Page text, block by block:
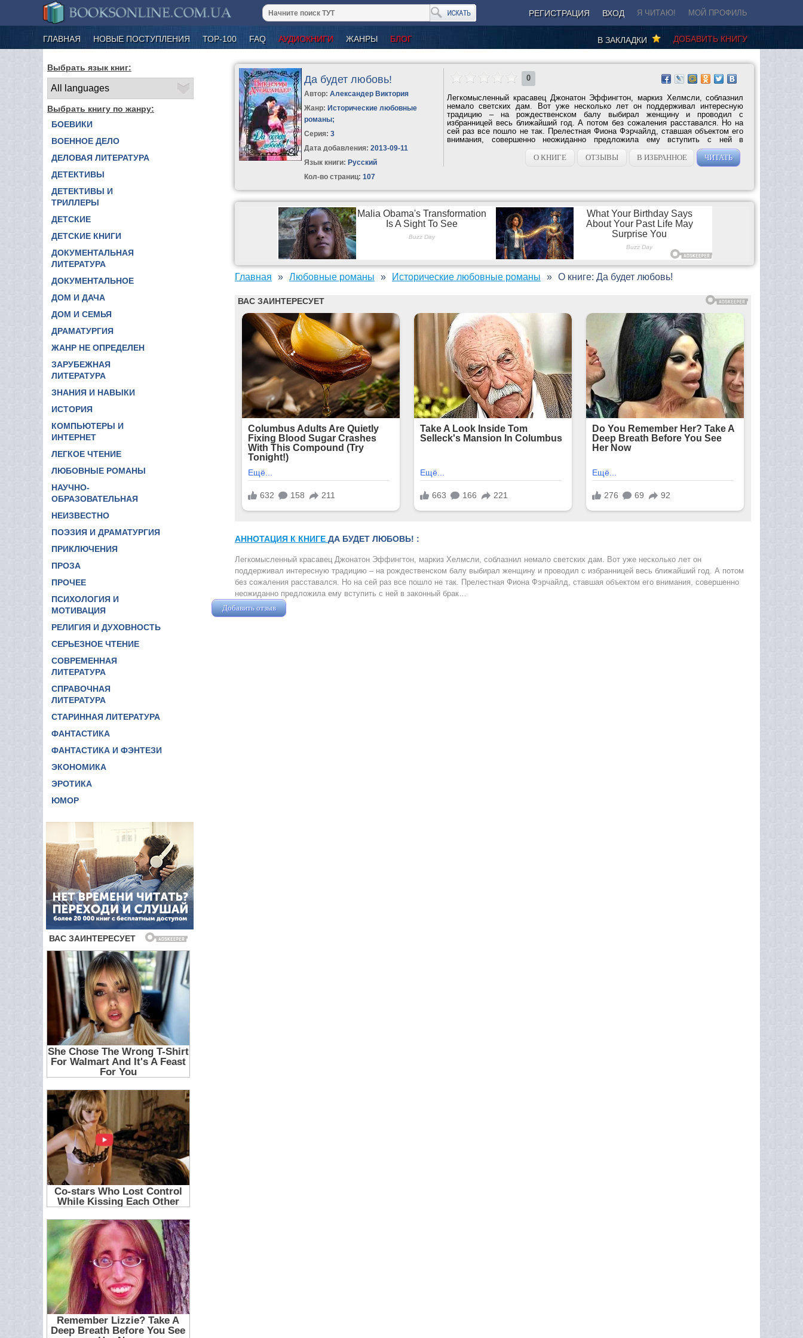
РЕГИСТРАЦИЯ ВХОД Я ЧИТАЮ! МОЙ ПРОФИЛЬ
ГЛАВНАЯ НОВЫЕ ПОСТУПЛЕНИЯ ТОР-100 FAQ АУДИОКНИГИ ЖАНРЫ БЛОГ ДОБАВИТЬ КНИГУ
В ЗАКЛАДКИ
Выбрать язык книг:
Выбрать книгу по жанру:
БОЕВИКИ
ВОЕННОЕ ДЕЛО
ДЕЛОВАЯ ЛИТЕРАТУРА
ДЕТЕКТИВЫ
ДЕТЕКТИВЫ И
ТРИЛЛЕРЫ
ДЕТСКИЕ
ДЕТСКИЕ КНИГИ
ДОКУМЕНТАЛЬНАЯ
ЛИТЕРАТУРА
ДОКУМЕНТАЛЬНОЕ
ДОМ И ДАЧА
ДОМ И СЕМЬЯ
ДРАМАТУРГИЯ
ЖАНР НЕ ОПРЕДЕЛЕН
ЗАРУБЕЖНАЯ
ЛИТЕРАТУРА
ЗНАНИЯ И НАВЫКИ
ИСТОРИЯ
КОМПЬЮТЕРЫ И
ИНТЕРНЕТ
ЛЕГКОЕ ЧТЕНИЕ
ЛЮБОВНЫЕ РОМАНЫ
НАУЧНО-
ОБРАЗОВАТЕЛЬНАЯ
НЕИЗВЕСТНО
ПОЭЗИЯ И ДРАМАТУРГИЯ
ПРИКЛЮЧЕНИЯ
ПРОЗА
ПРОЧЕЕ
ПСИХОЛОГИЯ И
МОТИВАЦИЯ
РЕЛИГИЯ И ДУХОВНОСТЬ
СЕРЬЕЗНОЕ ЧТЕНИЕ
СОВРЕМЕННАЯ
ЛИТЕРАТУРА
СПРАВОЧНАЯ
ЛИТЕРАТУРА
СТАРИННАЯ ЛИТЕРАТУРА
ФАНТАСТИКА
ФАНТАСТИКА И ФЭНТЕЗИ
ЭКОНОМИКА
ЭРОТИКА
ЮМОР
Да будет любовь!
Автор:Александер Виктория
Жанр: Исторические любовные
романы;
Серия:3
Дата добавления: 2013-09-11
Язык книги: Русский
Кол-во страниц: 107
0
Легкомысленный красавец Джонатон Эффингтон, маркиз Хелмсли, соблазнил
немало светских дам. Вот уже несколько лет он поддерживал интересную
традицию – на рождественском балу выбирал женщину и проводил с
избранницей весь ближайший год. А потом без сожаления расставался. Но на
сей раз все пошло не так. Прелестная Фиона Фэрчайлд, ставшая объектом его
внимания, совершенно неожиданно предложила ему вступить с ней в
О КНИГЕ
ОТЗЫВЫ В ИЗБРАННОЕ ЧИТАТЬ
Главная Любовные романы Исторические любовные романы О книге: Да будет любовь!
АННОТАЦИЯ К КНИГЕ ДА БУДЕТ ЛЮБОВЬ! :
Легкомысленный красавец Джонатон Эффингтон, маркиз Хелмсли, соблазнил немало светских дам. Вот уже несколько лет он
поддерживал интересную традицию – на рождественском балу выбирал женщину и проводил с избранницей весь ближайший год. А потом
без сожаления расставался. Но на сей раз все пошло не так. Прелестная Фиона Фэрчайлд, ставшая объектом его внимания, совершенно
неожиданно предложила ему вступить с ней в законный брак…
Добавить отзыв